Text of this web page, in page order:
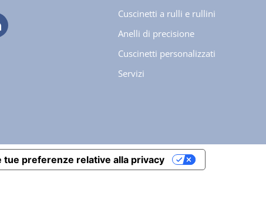
Cuscinetti a rulli e rullini
Anelli di precisione
Cuscinetti personalizzati
Servizi
tue preferenze relative alla privacy